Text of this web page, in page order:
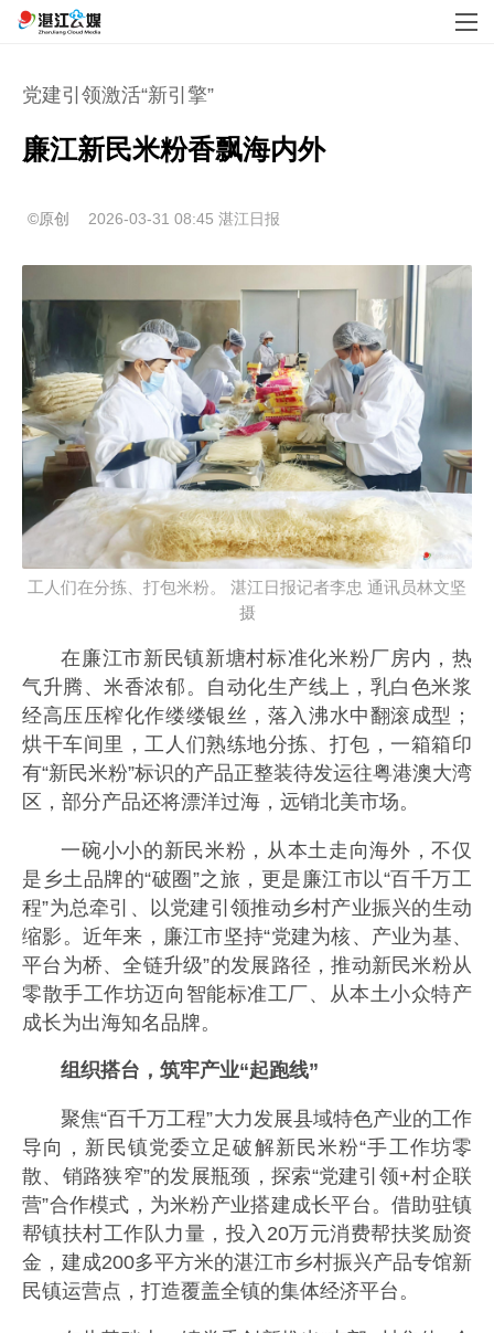
党建引领激活“新引擎”
廉江新民米粉香飘海内外
©原创 2026-03-31 08:45 湛江日报
工人们在分拣、打包米粉。 湛江日报记者李忠 通讯员林文坚
摄
在廉江市新民镇新塘村标准化米粉厂房内，热
气升腾、米香浓郁。自动化生产线上，乳白色米浆
经高压压榨化作缕缕银丝，落入沸水中翻滚成型；
烘干车间里，工人们熟练地分拣、打包，一箱箱印
有“新民米粉”标识的产品正整装待发运往粤港澳大湾
区，部分产品还将漂洋过海，远销北美市场。
一碗小小的新民米粉，从本土走向海外，不仅
是乡土品牌的“破圈”之旅，更是廉江市以“百千万工
程”为总牵引、以党建引领推动乡村产业振兴的生动
缩影。近年来，廉江市坚持“党建为核、产业为基、
平台为桥、全链升级”的发展路径，推动新民米粉从
零散手工作坊迈向智能标准工厂、从本土小众特产
成长为出海知名品牌。
组织搭台，筑牢产业“起跑线”
聚焦“百千万工程”大力发展县域特色产业的工作
导向，新民镇党委立足破解新民米粉“手工作坊零
散、销路狭窄”的发展瓶颈，探索“党建引领+村企联
营”合作模式，为米粉产业搭建成长平台。借助驻镇
帮镇扶村工作队力量，投入20万元消费帮扶奖励资
金，建成200多平方米的湛江市乡村振兴产品专馆新
民镇运营点，打造覆盖全镇的集体经济平台。